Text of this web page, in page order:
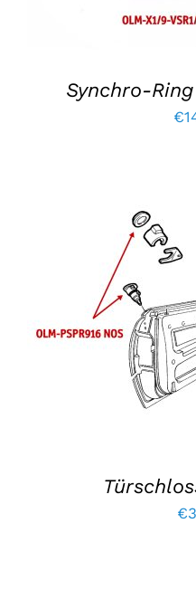
Synchro-
€
IN DEN WARENKORB
€